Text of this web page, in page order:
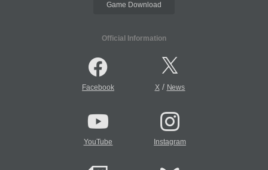
Game Download
Official Information
Facebook X/ News
YouTube Instagram